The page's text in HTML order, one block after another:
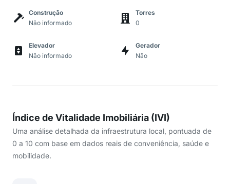
Construção
Não informado
Torres
0
Elevador
Não informado
Gerador
Não
Índice de Vitalidade Imobiliária (IVI)
Uma análise detalhada da infraestrutura local, pontuada de
0 a 10 com base em dados reais de conveniência, saúde e
mobilidade.